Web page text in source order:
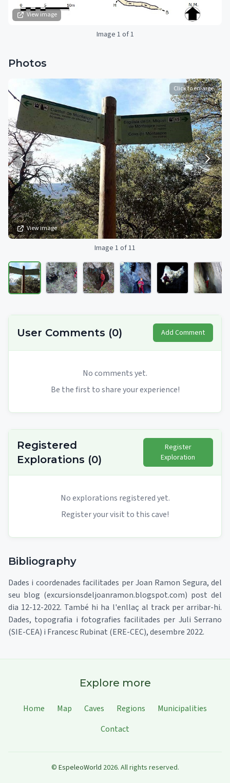
View image
Image 1 of 1
Photos
View image
Click to enlarge
Image 1 of 11
User Comments (0) Add Comment
No comments yet.
Be the first to share your experience!
Registered
Explorations (0)
Register
Exploration
No explorations registered yet.
Register your visit to this cave!
Bibliography
Dades i coordenades facilitades per Joan Ramon Segura, del
seu blog (excursionsdeljoanramon.blogspot.com) post del
dia 12-12-2022. També hi ha l'enllaç al track per arribar-hi.
Dades, topografia i fotografies facilitades per Juli Serrano
(SIE-CEA) i Francesc Rubinat (ERE-CEC), desembre 2022.
Explore more
Home Map Caves Regions
Municipalities
Contact
© EspeleoWorld 2026. All rights reserved.